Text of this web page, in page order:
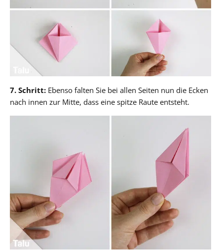
7. Schritt: Ebenso falten Sie bei allen Seiten nun die Ecken
nach innen zur Mitte, dass eine spitze Raute entsteht.